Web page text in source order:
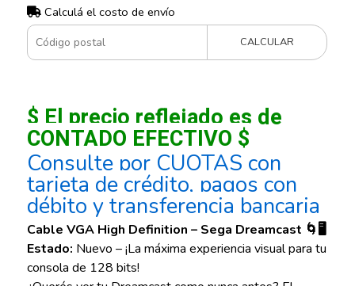
Calculá el costo de envío
CALCULAR
$ El precio reflejado es de
CONTADO EFECTIVO $
Consulte por CUOTAS con
tarjeta de crédito, pagos con
débito y transferencia bancaria
Cable VGA High Definition – Sega Dreamcast 🌀🖥️
Estado: Nuevo – ¡La máxima experiencia visual para tu
consola de 128 bits!